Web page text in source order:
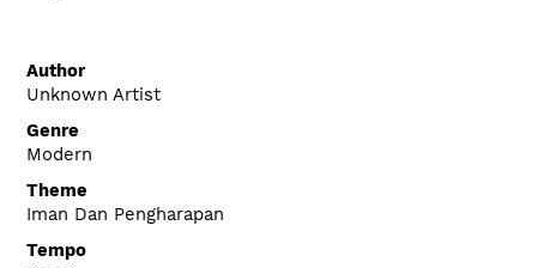
Author
Unknown Artist
Genre
Modern
Theme
Iman Dan Pengharapan
Tempo